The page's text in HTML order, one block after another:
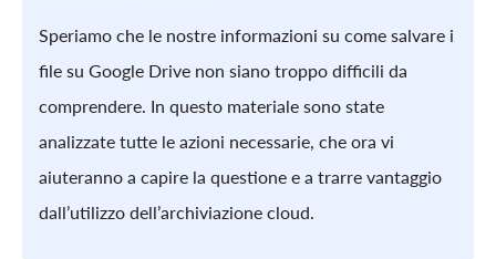
Speriamo che le nostre informazioni su come salvare i
file su Google Drive non siano troppo difficili da
comprendere. In questo materiale sono state
analizzate tutte le azioni necessarie, che ora vi
aiuteranno a capire la questione e a trarre vantaggio
dall’utilizzo dell’archiviazione cloud.